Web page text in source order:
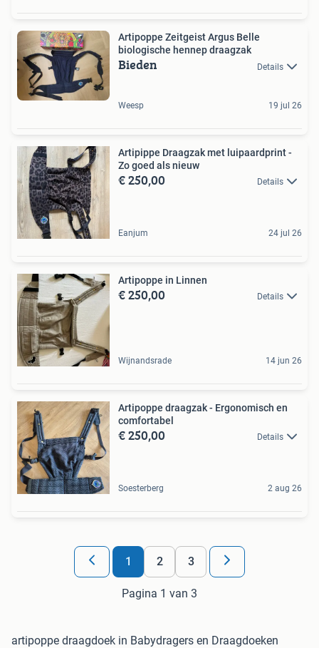
Artipoppe Zeitgeist Argus Belle
biologische hennep draagzak
Bieden Details
Weesp 19 jul 26
Artipippe Draagzak met luipaardprint -
Zo goed als nieuw
€ 250,00 Details
Eanjum 24 jul 26
Artipoppe in Linnen
€ 250,00 Details
Wijnandsrade 14 jun 26
Artipoppe draagzak - Ergonomisch en
comfortabel
€ 250,00 Details
Soesterberg 2 aug 26
1 2 3
Pagina 1 van 3
artipoppe draagdoek in Babydragers en Draagdoeken